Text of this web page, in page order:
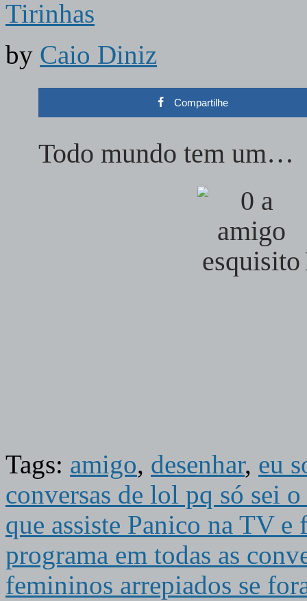
Tirinhas
by Caio Diniz
Compartilhe
Todo mundo tem um…
Tags: amigo, desenhar, eu
conversas de lol pq só sei
que assiste Panico na TV
programa em todas as
femininos arrepiados se